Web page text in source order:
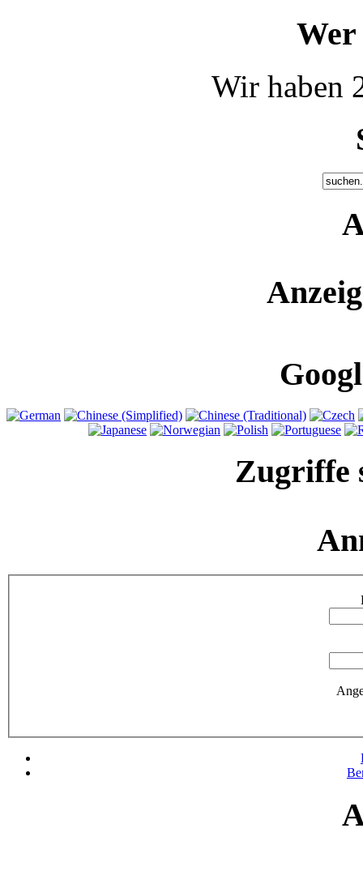
Wir haben
Zugriffe